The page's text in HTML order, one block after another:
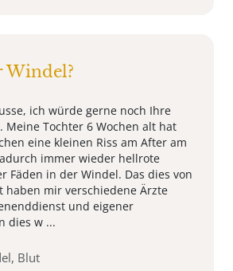
Windel?
ich würde gerne noch Ihre
Meine Tochter 6 Wochen alt hat
eine kleinen Riss am After am
immer wieder hellrote
Fäden in der Windel. Das dies von
haben mir verschiedene Ärzte
und eigener
dies w ...
Blut